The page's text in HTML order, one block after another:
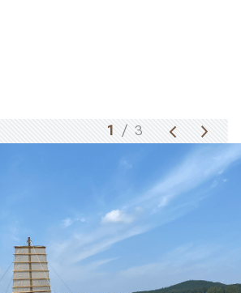
1 / 3